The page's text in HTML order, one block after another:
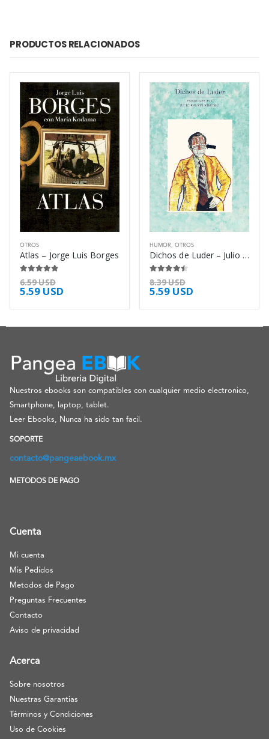
PRODUCTOS RELACIONADOS
OTROS
Atlas – Jorge Luis Borges
6.59USD
5.59 USD
HUMOR , OTROS
Dichos de Luder – Julio Ramón Ribeyro
8.39USD
5.59 USD
Nuestros ebooks son compatibles con cualquier medio electronico,
Smartphone, laptop, tablet.
Leer Ebooks, Nunca ha sido tan facil.
SOPORTE
contacto@pangeaebook.mx
METODOS DE PAGO
Cuenta
Mi cuenta
Mis Pedidos
Metodos de Pago
Preguntas Frecuentes
Contacto
Aviso de privacidad
Acerca
Sobre nosotros
Nuestras Garantías
Términos y Condiciones
Uso de Cookies